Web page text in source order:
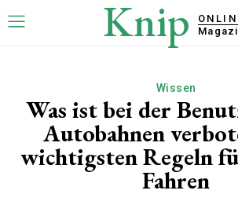
Knip
Wissen
Was ist bei der
Autobahnen
wichtigsten Regeln
Fahren